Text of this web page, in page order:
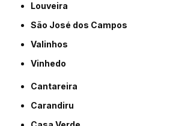
Louveira
São José dos Campos
Valinhos
Vinhedo
Cantareira
Carandiru